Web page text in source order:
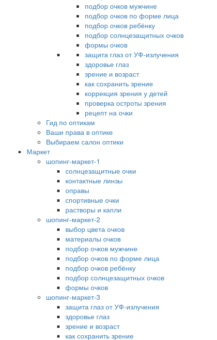
подбор очков мужчине
подбор очков по форме лица
подбор очков ребёнку
подбор солнцезащитных очков
формы очков
защита глаз от УФ-излучения
здоровье глаз
зрение и возраст
как сохранить зрение
коррекция зрения у детей
проверка остроты зрения
рецепт на очки
Гид по оптикам
Ваши права в оптике
Выбираем салон оптики
Маркет
шопинг-маркет-1
солнцезащитные очки
контактные линзы
оправы
спортивные очки
растворы и капли
шопинг-маркет-2
выбор цвета очков
материалы очков
подбор очков мужчине
подбор очков по форме лица
подбор очков ребёнку
подбор солнцезащитных очков
формы очков
шопинг-маркет-3
защита глаз от УФ-излучения
здоровье глаз
зрение и возраст
как сохранить зрение